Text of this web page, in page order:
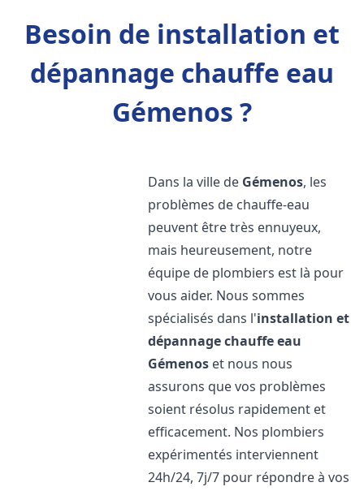
Besoin de installation et
dépannage chauffe eau
Gémenos ?
Dans la ville de Gémenos, les
problèmes de chauffe-eau
peuvent être très ennuyeux,
mais heureusement, notre
équipe de plombiers est là pour
vous aider. Nous sommes
spécialisés dans l'installation et
dépannage chauffe eau
Gémenos et nous nous
assurons que vos problèmes
soient résolus rapidement et
efficacement. Nos plombiers
expérimentés interviennent
24h/24, 7j/7 pour répondre à vos